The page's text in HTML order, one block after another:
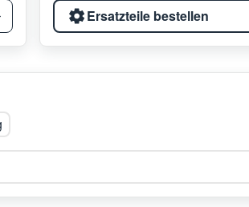
Ersatzteile bestellen